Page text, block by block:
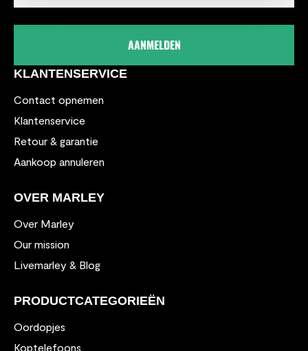
KLANTENSERVICE
Contact opnemen
Klantenservice
Retour & garantie
Aankoop annuleren
OVER MARLEY
Over Marley
Our mission
Livemarley & Blog
PRODUCTCATEGORIEËN
Oordopjes
Koptelefoons
AANMELDEN